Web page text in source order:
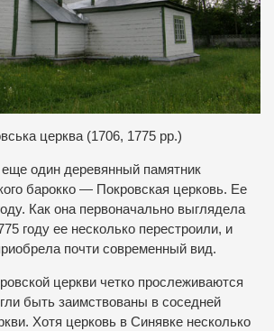
церква (1706, 1775 рр.)
один деревянный памятник
барокко — Покровская церковь. Ее
Как она первоначально выглядела
году ее несколько перестроили, и
почти современный вид.
церкви четко прослеживаются
быть заимствованы в соседней
Хотя церковь в Синявке несколько